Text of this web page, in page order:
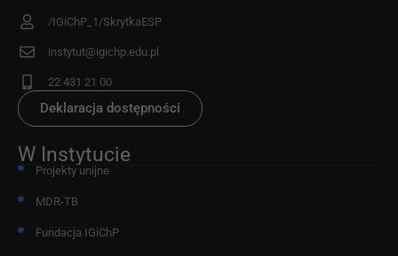
/IGiChP_1/SkrytkaESP
instytut@igichp.edu.pl
22 431 21 00
Deklaracja dostępności
W Instytucie
Projekty unijne
MDR-TB
Fundacja IGiChP